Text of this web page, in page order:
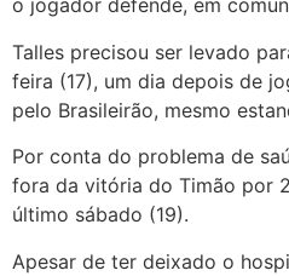
o jogador defende, em
Talles precisou ser levado
feira (17), um dia depois de
pelo Brasileirão, mesmo
Por conta do problema de
fora da vitória do Timão por
último sábado (19).
Apesar de ter deixado o